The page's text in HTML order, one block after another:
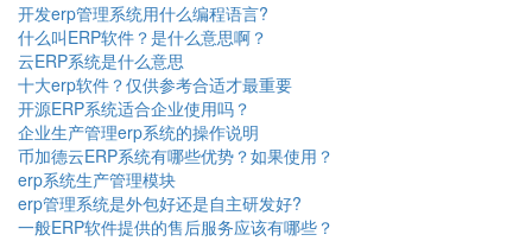
开发erp管理系统用什么编程语言?
什么叫ERP软件？是什么意思啊？
云ERP系统是什么意思
十大erp软件？仅供参考合适才最重要
开源ERP系统适合企业使用吗？
企业生产管理erp系统的操作说明
币加德云ERP系统有哪些优势？如果使用？
erp系统生产管理模块
erp管理系统是外包好还是自主研发好?
一般ERP软件提供的售后服务应该有哪些？